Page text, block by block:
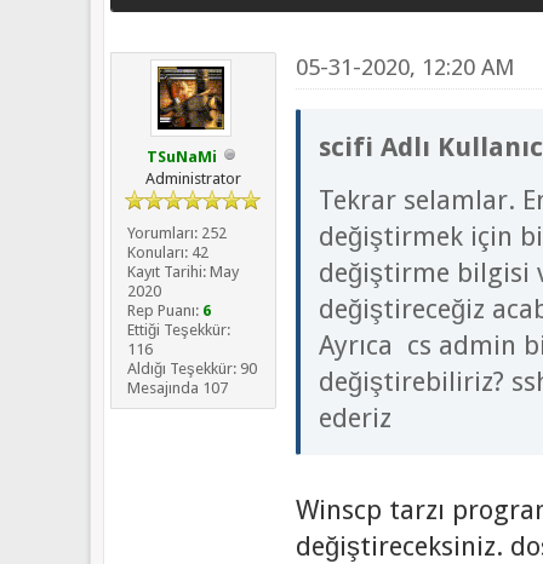
TSuNaMi
Administrator
Yorumları: 252
Konuları: 42
Kayıt Tarihi: May
2020
Rep Puanı: 6
Ettiği Teşekkür:
116
Aldığı Teşekkür: 90
Mesajında 107
05-31-2020, 12:20 AM
scifi Adlı
Tekrar selamlar.
değiştirmek için
değiştirme bilgisi
değiştireceğiz
Ayrıca cs admin
değiştirebiliriz?
ederiz
Winscp tarzı
değiştireceksiniz.